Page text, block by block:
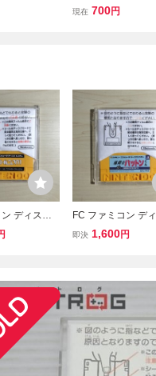
スクカード
システム ディスク
現在 700円
ディスク
スクカード
FC ファミコン デ
システム ディスク
即決 1,600円